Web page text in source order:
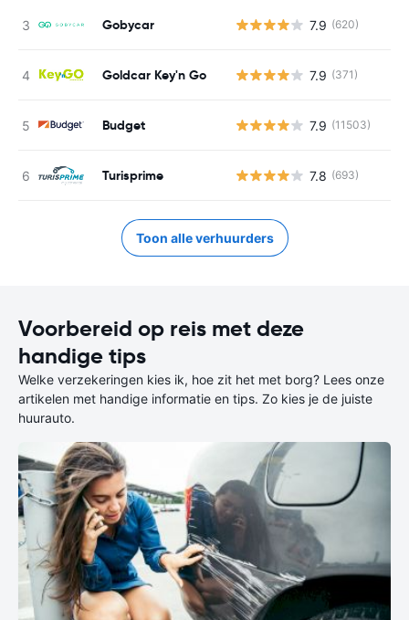
Gobycar 7.9 (620)
Goldcar Key'n Go 7.9 (371)
Budget 7.9 (11503)
Turisprime 7.8 (693)
Toon alle verhuurders
Voorbereid op reis met deze
handige tips
Welke verzekeringen kies ik, hoe zit het met borg? Lees onze
artikelen met handige informatie en tips. Zo kies je de juiste
huurauto.